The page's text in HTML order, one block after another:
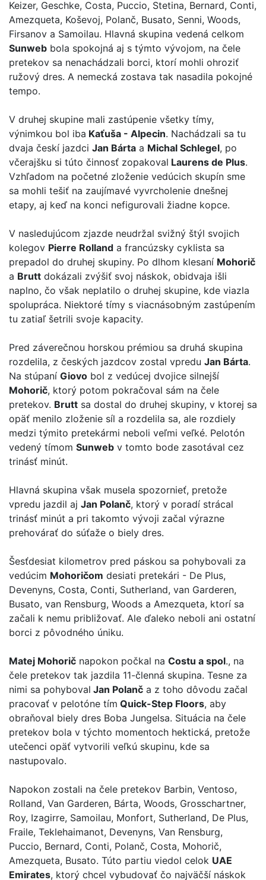
Keizer, Geschke, Costa, Puccio, Stetina, Bernard, Conti,
Amezqueta, Koševoj, Polanč, Busato, Senni, Woods,
Firsanov a Samoilau. Hlavná skupina vedená celkom
Sunweb bola spokojná aj s týmto vývojom, na čele
pretekov sa nenachádzali borci, ktorí mohli ohroziť
ružový dres. A nemecká zostava tak nasadila pokojné
tempo.
V druhej skupine mali zastúpenie všetky tímy,
výnimkou bol iba Kaťuša - Alpecin. Nachádzali sa tu
dvaja českí jazdci Jan Bárta a Michal Schlegel, po
včerajšku si túto činnosť zopakoval Laurens de Plus.
Vzhľadom na početné zloženie vedúcich skupín sme
sa mohli tešiť na zaujímavé vyvrcholenie dnešnej
etapy, aj keď na konci nefigurovali žiadne kopce.
V nasledujúcom zjazde neudržal svižný štýl svojich
kolegov Pierre Rolland a francúzsky cyklista sa
prepadol do druhej skupiny. Po dlhom klesaní Mohorič
a Brutt dokázali zvýšiť svoj náskok, obidvaja išli
naplno, čo však neplatilo o druhej skupine, kde viazla
spolupráca. Niektoré tímy s viacnásobným zastúpením
tu zatiaľ šetrili svoje kapacity.
Pred záverečnou horskou prémiou sa druhá skupina
rozdelila, z českých jazdcov zostal vpredu Jan Bárta.
Na stúpaní Giovo bol z vedúcej dvojice silnejší
Mohorič, ktorý potom pokračoval sám na čele
pretekov. Brutt sa dostal do druhej skupiny, v ktorej sa
opäť menilo zloženie síl a rozdelila sa, ale rozdiely
medzi týmito pretekármi neboli veľmi veľké. Pelotón
vedený tímom Sunweb v tomto bode zasotával cez
trinásť minút.
Hlavná skupina však musela spozornieť, pretože
vpredu jazdil aj Jan Polanč, ktorý v poradí strácal
trinásť minút a pri takomto vývoji začal výrazne
prehovárať do súťaže o biely dres.
Šesťdesiat kilometrov pred páskou sa pohybovali za
vedúcim Mohoričom desiati pretekári - De Plus,
Devenyns, Costa, Conti, Sutherland, van Garderen,
Busato, van Rensburg, Woods a Amezqueta, ktorí sa
začali k nemu približovať. Ale ďaleko neboli ani ostatní
borci z pôvodného úniku.
Matej Mohorič napokon počkal na Costu a spol., na
čele pretekov tak jazdila 11-členná skupina. Tesne za
nimi sa pohyboval Jan Polanč a z toho dôvodu začal
pracovať v pelotóne tím Quick-Step Floors, aby
obraňoval biely dres Boba Jungelsa. Situácia na čele
pretekov bola v týchto momentoch hektická, pretože
utečenci opäť vytvorili veľkú skupinu, kde sa
nastupovalo.
Napokon zostali na čele pretekov Barbin, Ventoso,
Rolland, Van Garderen, Bárta, Woods, Grosschartner,
Roy, Izagirre, Samoilau, Monfort, Sutherland, De Plus,
Fraile, Teklehaimanot, Devenyns, Van Rensburg,
Puccio, Bernard, Conti, Polanč, Costa, Mohorič,
Amezqueta, Busato. Túto partiu viedol celok UAE
Emirates, ktorý chcel vybudovať čo najväčší náskok